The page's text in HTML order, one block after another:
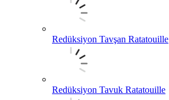
Redüksiyon Tavşan Ratatouille
Redüksiyon Tavuk Ratatouille